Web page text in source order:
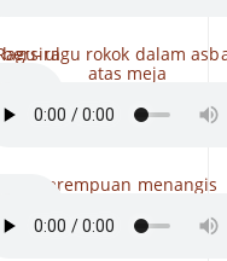
ragu rokok dalam
atas meja
Perempuan menangis